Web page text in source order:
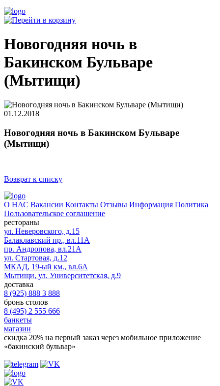
Новогодняя ночь в
Бакинском Бульваре
(Мытищи)
01.12.2018
Новогодняя ночь в Бакинском Бульваре
(Мытищи)
Возврат к списку
О НАС Вакансии Контакты Отзывы Информация Политика
Пользовательское соглашение
рестораны
ул. Неверовского, д.15
Балаклавский пр., вл.11А
пр. Андропова, вл.21А
ул. Стартовая, д.12
МКАД, 19-ый км., вл.6А
Мытищи, ул. Университетская, д.9
доставка
8 (925) 888 3 888
бронь столов
8 (495) 2 555 666
банкеты
магазин
скидка 20% на первый заказ через мобильное приложение
«бакинский бульвар»